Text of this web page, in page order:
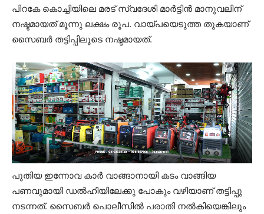
പിറകേ കൊച്ചിയിലെ മരട് സ്വദേശി മാര്‍ട്ടിന്‍ മാനുവലിന്
നഷ്ടമായത് മൂന്നു ലക്ഷം രൂപ. വായ്പയെടുത്ത തുകയാണ്
സൈബര്‍ തട്ടിപ്പിലൂടെ നഷ്ടമായത്.
പുതിയ ഇന്നോവ കാര്‍ വാങ്ങാനായി കടം വാങ്ങിയ
പണവുമായി ഡല്‍ഹിയിലേക്കു പോകും വഴിയാണ് തട്ടിപ്പു
നടന്നത്. സൈബര്‍ പൊലീസില്‍ പരാതി നല്‍കിയെങ്കിലും